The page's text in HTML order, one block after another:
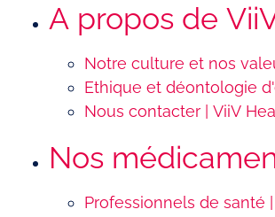
A propos de
Notre culture et nos
Ethique et déontologie
Nous contacter | ViiV
Nos
Professionnels de santé